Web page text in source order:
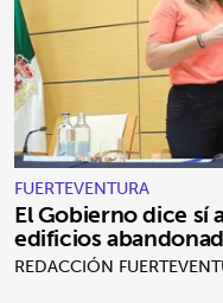
FUERTEVENTURA
El Gobierno dice sí
edificios
REDACCIÓN